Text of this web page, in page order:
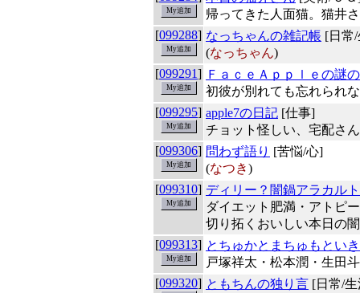
帰ってきた人面猫。猫井
[099288] なっちゃんの雑記帳 [日常
(なっちゃん)
[099291] ＦａｃｅＡｐｐｌｅの謎
初彼が別れても忘れられ
[099295] apple7の日記 [仕事]
チョット怪しい、宅配さ
[099306] 問わず語り [苦悩/心]
(なつき)
[099310] ディリー？闇鍋アラカルト
ダイエット肥満・アトピ
切り拓くおいしい本日の
[099313] とちゅかとまちゅもとい
戸塚祥太・松本潤・生田
[099320] ともちんの独り言 [日常/